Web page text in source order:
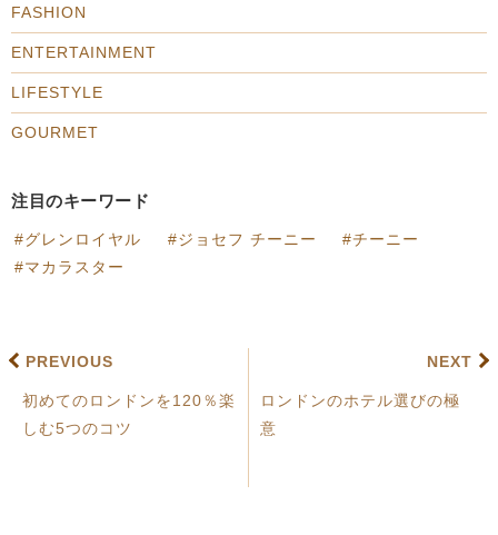
FASHION
ENTERTAINMENT
LIFESTYLE
GOURMET
注目のキーワード
グレンロイヤル ジョセフ チーニー
チーニー
マカラスター
PREVIOUS
初めてのロンドンを120％楽
しむ5つのコツ
NEXT
ロンドンのホテル選びの極
意